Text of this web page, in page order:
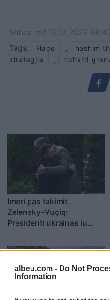
albeu.com - Do Not
Information
Shtuar më 12.12.2022
Tags:
Hage , hashim
strategjie
, richard
Imeri pas takimit
Zelensky–Vuçiq:
Presidenti ukrainas iu
Ballkan